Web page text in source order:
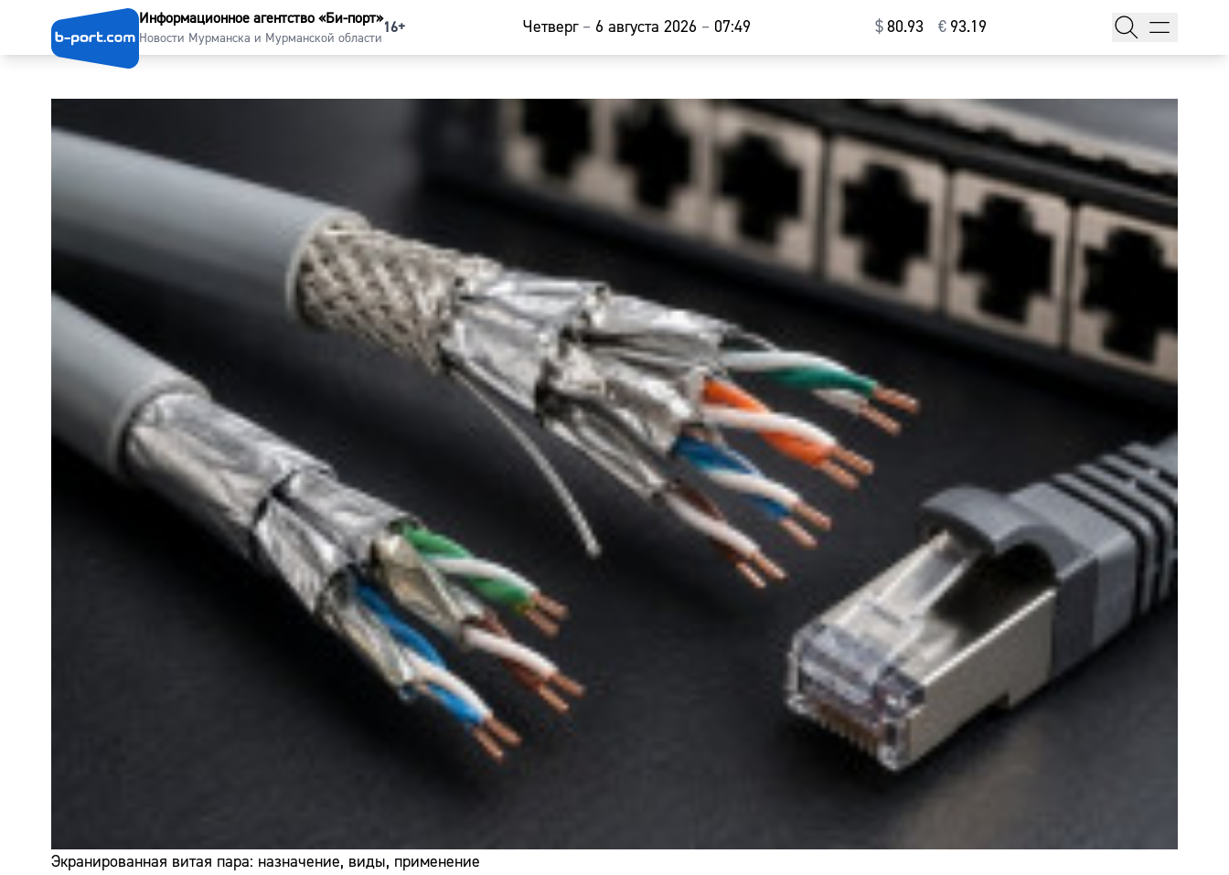
Информационное агентство «Би-порт»
Новости Мурманска и Мурманской области
16+ Четверг – 6 августа 2026 – 07:49 $⁠80.93 € ⁠93.19
Экранированная витая пара: назначение, виды, применение
Главная
Новости
Наши гости
Фоторепортажи
Погода
Курсы валют